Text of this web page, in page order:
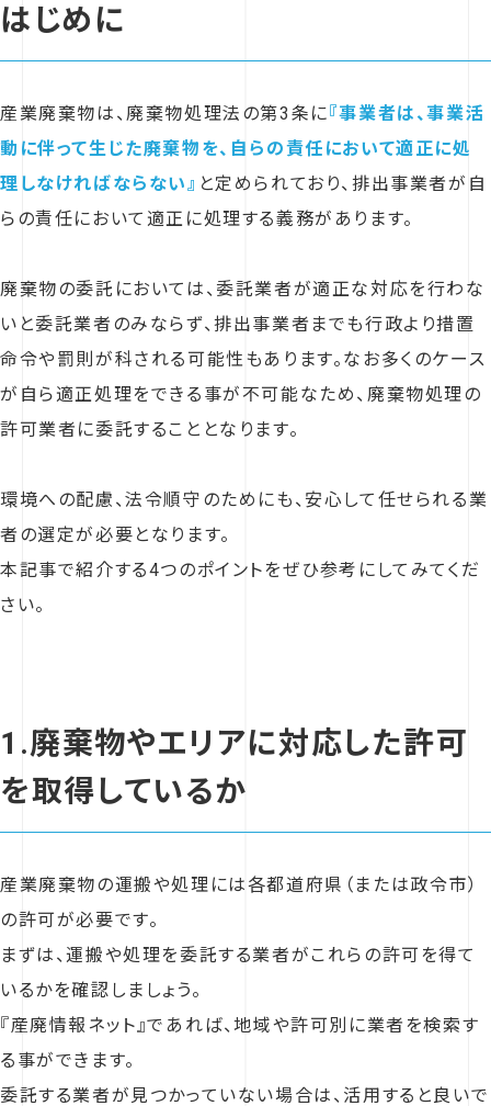
はじめに
産業廃棄物は、廃棄物処理法の第3条に『事業者は、事業活
動に伴って生じた廃棄物を、自らの責任において適正に処
理しなければならない』 と定められており、排出事業者が自
らの責任において適正に処理する義務があります。
廃棄物の委託においては、委託業者が適正な対応を行わな
いと委託業者のみならず、排出事業者までも行政より措置
命令や罰則が科される可能性もあります。なお多くのケース
が自ら適正処理をできる事が不可能なため、廃棄物処理の
許可業者に委託することとなります。
環境への配慮、法令順守のためにも、安心して任せられる業
者の選定が必要となります。
本記事で紹介する4つのポイントをぜひ参考にしてみてくだ
さい。
1.廃棄物やエリアに対応した許可
を取得しているか
産業廃棄物の運搬や処理には各都道府県（または政令市）
の許可が必要です。
まずは、運搬や処理を委託する業者がこれらの許可を得て
いるかを確認しましょう。
『産廃情報ネット』であれば、地域や許可別に業者を検索す
る事ができます。
委託する業者が見つかっていない場合は、活用すると良いで